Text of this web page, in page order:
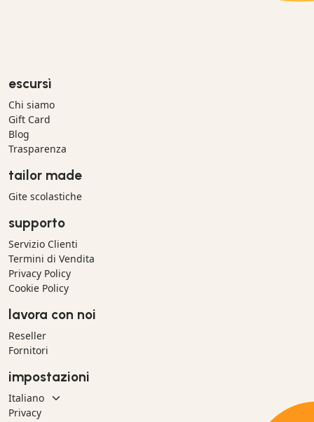
escursì
Chi siamo
Gift Card
Blog
Trasparenza
tailor made
Gite scolastiche
supporto
Servizio Clienti
Termini di Vendita
Privacy Policy
Cookie Policy
lavora con noi
Reseller
Fornitori
impostazioni
Privacy